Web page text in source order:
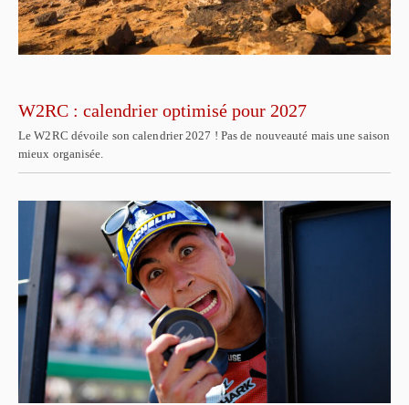
W2RC : calendrier optimisé pour 2027
Le W2RC dévoile son calendrier 2027 ! Pas de nouveauté mais une saison
mieux organisée.